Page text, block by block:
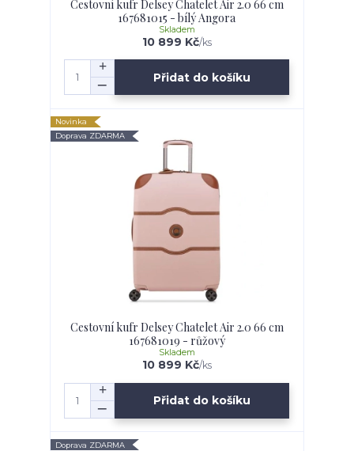
Cestovní kufr Delsey Chatelet Air 2.0 66 cm
167681015 - bílý Angora
10 899 Kč/ks
Skladem
Přidat do košíku
Novinka
Doprava ZDARMA
Cestovní kufr Delsey Chatelet Air 2.0 66 cm
167681019 - růžový
10 899 Kč/ks
Skladem
Přidat do košíku
Doprava ZDARMA